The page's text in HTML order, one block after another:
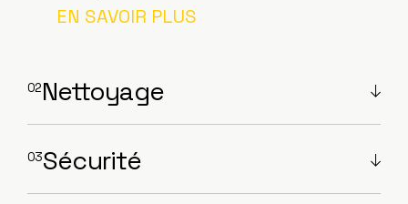
EN SAVOIR PLUS
Nettoyage
Sécurité